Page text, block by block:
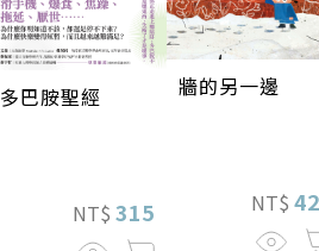
多巴胺聖經
NT$ 315
牆的另一邊
NT$